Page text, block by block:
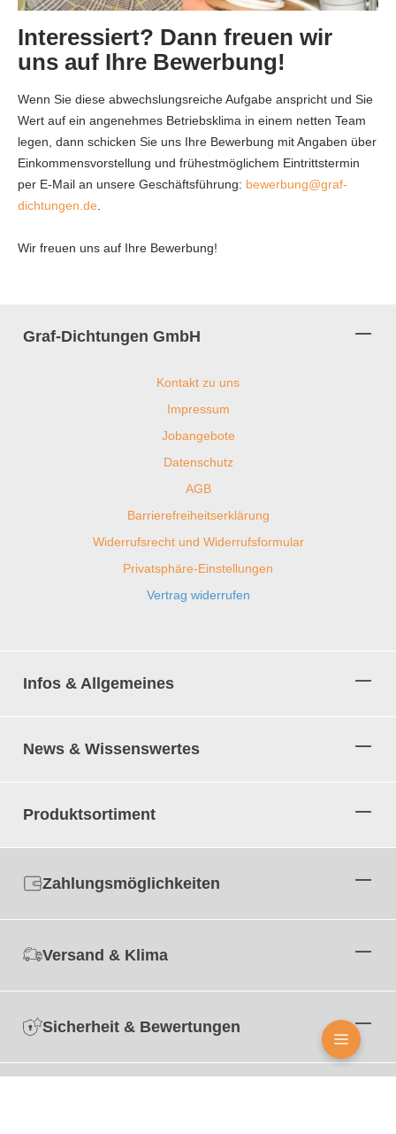
Interessiert? Dann freuen wir
uns auf Ihre Bewerbung!
Wenn Sie diese abwechslungsreiche Aufgabe anspricht und Sie
Wert auf ein angenehmes Betriebsklima in einem netten Team
legen, dann schicken Sie uns Ihre Bewerbung mit Angaben über
Einkommensvorstellung und frühestmöglichem Eintrittstermin
per E-Mail an unsere Geschäftsführung: bewerbung@graf-
dichtungen.de
Wir freuen uns auf Ihre Bewerbung!
Graf-Dichtungen GmbH
Kontakt zu uns
Impressum
Jobangebote
Datenschutz
AGB
Barrierefreiheitserklärung
Widerrufsrecht und Widerrufsformular
Privatsphäre-Einstellungen
Vertrag widerrufen
Infos & Allgemeines
News & Wissenswertes
Produktsortiment
Zahlungsmöglichkeiten
Versand & Klima
Sicherheit & Bewertungen